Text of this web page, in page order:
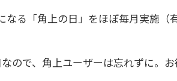
る「角上の日」をほぼ毎月実施（
ので、角上ユーザーは忘れずに。お